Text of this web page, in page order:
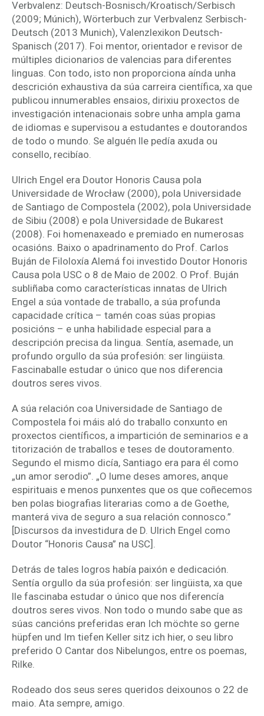
Verbvalenz: Deutsch-Bosnisch/Kroatisch/Serbisch
(2009; Múnich), Wörterbuch zur Verbvalenz Serbisch-
Deutsch (2013 Munich), Valenzlexikon Deutsch-
Spanisch (2017). Foi mentor, orientador e revisor de
múltiples dicionarios de valencias para diferentes
linguas. Con todo, isto non proporciona aínda unha
descrición exhaustiva da súa carreira científica, xa que
publicou innumerables ensaios, dirixiu proxectos de
investigación intenacionais sobre unha ampla gama
de idiomas e supervisou a estudantes e doutorandos
de todo o mundo. Se alguén lle pedía axuda ou
consello, recibíao.
Ulrich Engel era Doutor Honoris Causa pola
Universidade de Wrocław (2000), pola Universidade
de Santiago de Compostela (2002), pola Universidade
de Sibiu (2008) e pola Universidade de Bukarest
(2008). Foi homenaxeado e premiado en numerosas
ocasións. Baixo o apadrinamento do Prof. Carlos
Buján de Filoloxía Alemá foi investido Doutor Honoris
Causa pola USC o 8 de Maio de 2002. O Prof. Buján
subliñaba como características innatas de Ulrich
Engel a súa vontade de traballo, a súa profunda
capacidade crítica – tamén coas súas propias
posicións – e unha habilidade especial para a
descripción precisa da lingua. Sentía, asemade, un
profundo orgullo da súa profesión: ser lingüista.
Fascinaballe estudar o único que nos diferencia
doutros seres vivos.
A súa relación coa Universidade de Santiago de
Compostela foi máis aló do traballo conxunto en
proxectos científicos, a impartición de seminarios e a
titorización de traballos e teses de doutoramento.
Segundo el mismo dicía, Santiago era para él como
„un amor serodio”. „O lume deses amores, anque
espirituais e menos punxentes que os que coñecemos
ben polas biografias literarias como a de Goethe,
manterá viva de seguro a sua relación connosco.”
[Discursos da investidura de D. Ulrich Engel como
Doutor “Honoris Causa” na USC].
Detrás de tales logros había paixón e dedicación.
Sentía orgullo da súa profesión: ser lingüista, xa que
lle fascinaba estudar o único que nos diferencía
doutros seres vivos. Non todo o mundo sabe que as
súas cancións preferidas eran Ich möchte so gerne
hüpfen und Im tiefen Keller sitz ich hier, o seu libro
preferido O Cantar dos Nibelungos, entre os poemas,
Rilke.
Rodeado dos seus seres queridos deixounos o 22 de
maio. Ata sempre, amigo.